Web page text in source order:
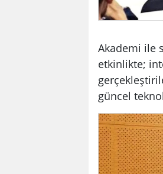
Akademi ile
etkinlikte;
güncel